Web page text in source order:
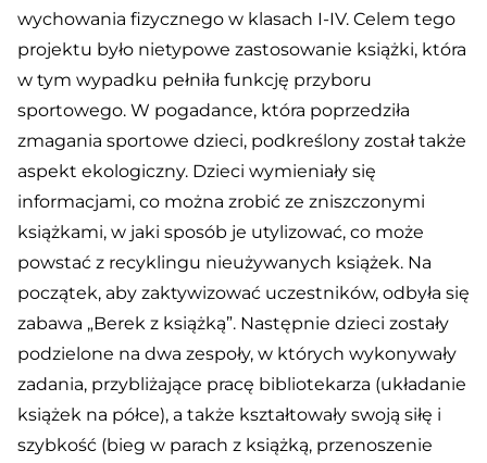
wychowania fizycznego w klasach I-IV. Celem tego
projektu było nietypowe zastosowanie książki, która
w tym wypadku pełniła funkcję przyboru
sportowego. W pogadance, która poprzedziła
zmagania sportowe dzieci, podkreślony został także
aspekt ekologiczny. Dzieci wymieniały się
informacjami, co można zrobić ze zniszczonymi
książkami, w jaki sposób je utylizować, co może
powstać z recyklingu nieużywanych książek. Na
początek, aby zaktywizować uczestników, odbyła się
zabawa „Berek z książką”. Następnie dzieci zostały
podzielone na dwa zespoły, w których wykonywały
zadania, przybliżające pracę bibliotekarza (układanie
książek na półce), a także kształtowały swoją siłę i
szybkość (bieg w parach z książką, przenoszenie